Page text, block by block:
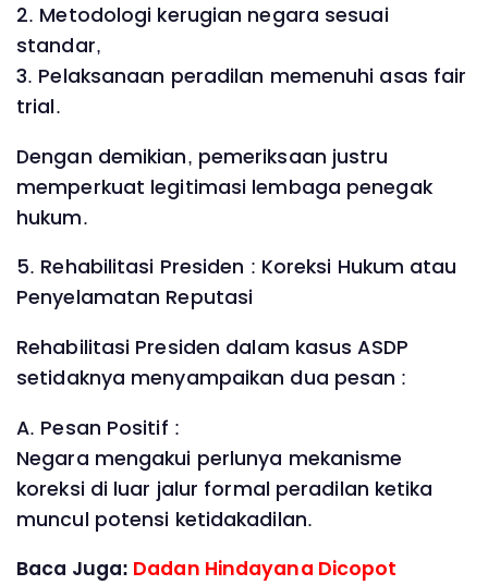
2. Metodologi kerugian negara sesuai
standar,
3. Pelaksanaan peradilan memenuhi asas fair
trial.
Dengan demikian, pemeriksaan justru
memperkuat legitimasi lembaga penegak
hukum.
5. Rehabilitasi Presiden : Koreksi Hukum atau
Penyelamatan Reputasi
Rehabilitasi Presiden dalam kasus ASDP
setidaknya menyampaikan dua pesan :
A. Pesan Positif :
Negara mengakui perlunya mekanisme
koreksi di luar jalur formal peradilan ketika
muncul potensi ketidakadilan.
Baca Juga: Dadan Hindayana Dicopot